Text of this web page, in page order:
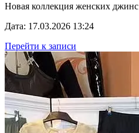
Новая коллекция женских джинс
Дата: 17.03.2026 13:24
Перейти к записи